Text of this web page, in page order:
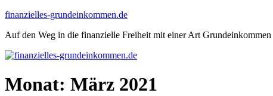
Zum
springen
finanzielles-grundeinkommen.de
Auf den Weg in die finanzielle Freiheit mit einer Art Grundeinkommen
Monat: März 2021